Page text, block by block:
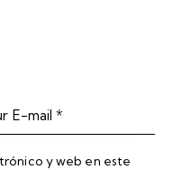
y web en este